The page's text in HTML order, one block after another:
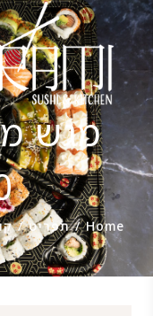
מגש
Home
/ תפריט /